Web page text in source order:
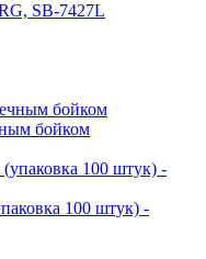
SB-7427L
бойком
100 штук) -